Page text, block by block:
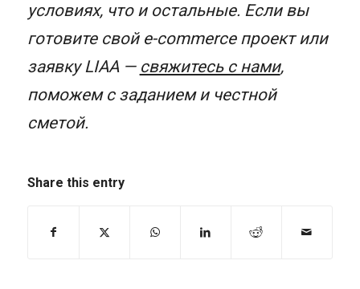
условиях, что и остальные. Если вы
готовите свой e-commerce проект или
заявку LIAA — свяжитесь с нами,
поможем с заданием и честной
сметой.
Share this entry